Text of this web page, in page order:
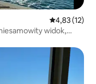
Średnia
4,83 (12)
widok,